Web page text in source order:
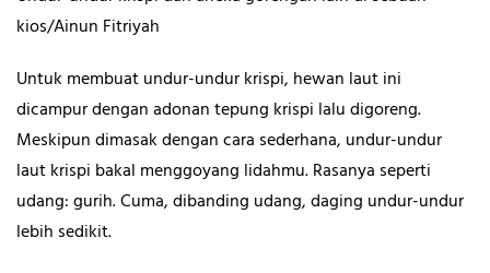
kios/Ainun Fitriyah
Untuk membuat undur-undur krispi, hewan laut ini
dicampur dengan adonan tepung krispi lalu digoreng.
Meskipun dimasak dengan cara sederhana, undur-undur
laut krispi bakal menggoyang lidahmu. Rasanya seperti
udang: gurih. Cuma, dibanding udang, daging undur-undur
lebih sedikit.